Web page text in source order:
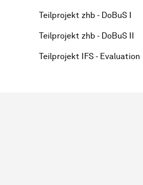
Teilprojekt zhb - DoBuS I
Teilprojekt zhb - DoBuS II
Teilprojekt IFS - Evaluation